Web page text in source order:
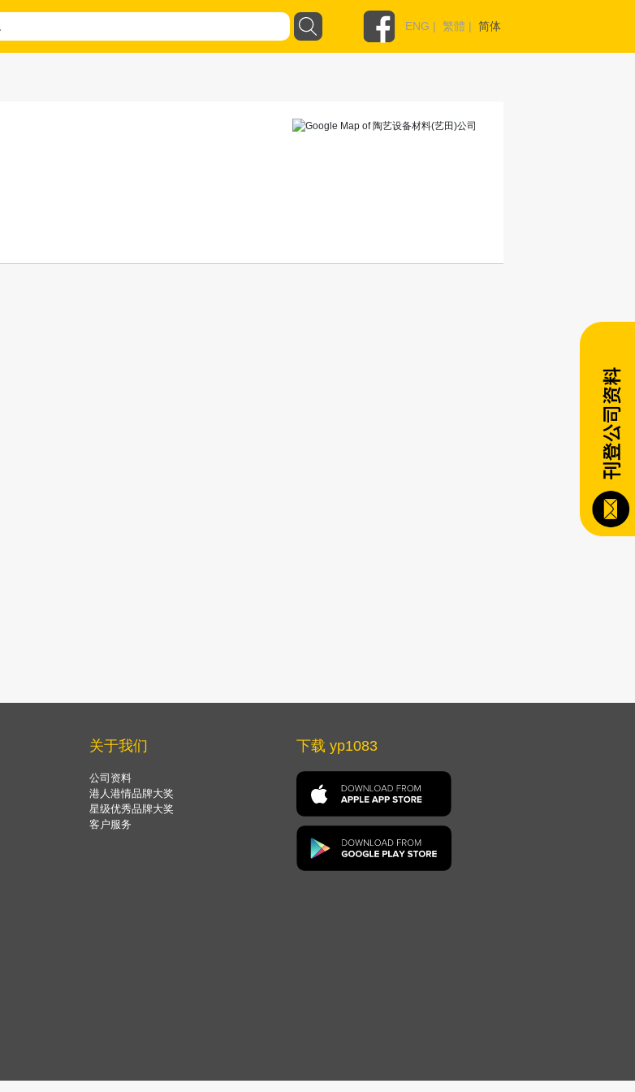
ENG | 繁體 | 简体
关于我们
公司资料
港人港情品牌大奖
星级优秀品牌大奖
客户服务
下载 yp1083